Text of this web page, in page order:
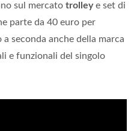
sul mercato trolleye set di
parte da 40 euro per
seconda anche della marca
e funzionali del singolo